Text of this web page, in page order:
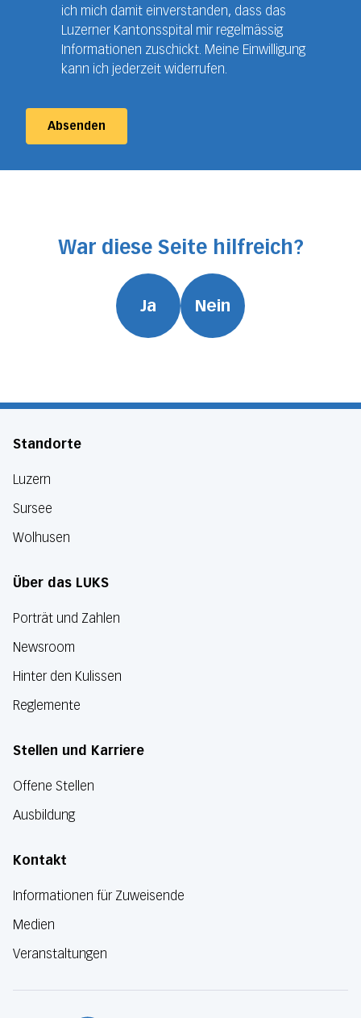
ich mich damit einverstanden, dass das
Luzerner Kantonsspital mir regelmässig
Informationen zuschickt. Meine Einwilligung
kann ich jederzeit widerrufen.
Absenden
War diese Seite hilfreich?
Ja Nein
Standorte
Luzern
Sursee
Wolhusen
Über das LUKS
Porträt und Zahlen
Newsroom
Hinter den Kulissen
Reglemente
Stellen und Karriere
Offene Stellen
Ausbildung
Kontakt
Informationen für Zuweisende
Medien
Veranstaltungen